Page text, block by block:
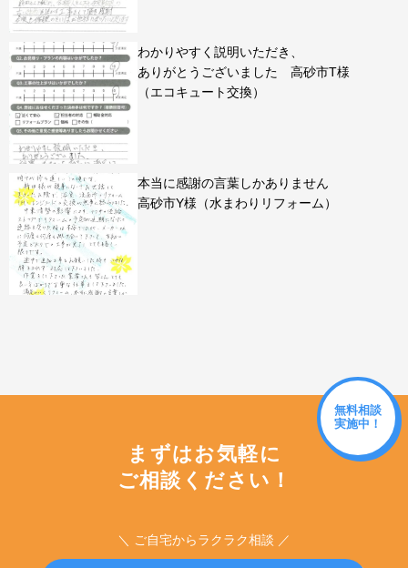
わかりやすく説明いただき、
ありがとうございました 高砂市T様
（エコキュート交換）
本当に感謝の言葉しかありません
高砂市Y様（水まわりリフォーム）
無料相談
実施中！
まずはお気軽に
ご相談ください！
＼ ご自宅からラクラク相談 ／